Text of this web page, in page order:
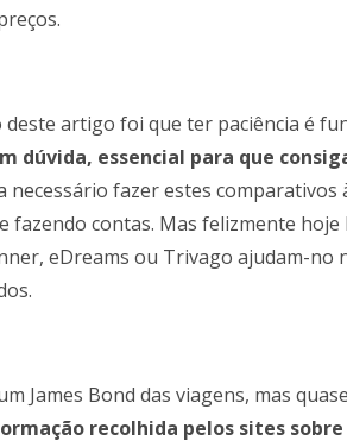
artigo foi que ter paciência é
dúvida, essencial para que
necessário fazer estes comparativos
fazendo contas. Mas felizmente
eDreams ou Trivago ajudam-no
James Bond das viagens, mas
recolhida pelos sites